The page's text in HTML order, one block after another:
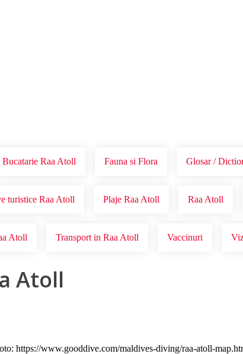
Bucatarie Raa Atoll Fauna si Flora Glosar /
turistice Raa Atoll Plaje Raa Atoll Raa Atoll
Atoll Transport in Raa Atoll Vaccinuri
Atoll
https://www.gooddive.com/maldives-diving/raa-atoll-